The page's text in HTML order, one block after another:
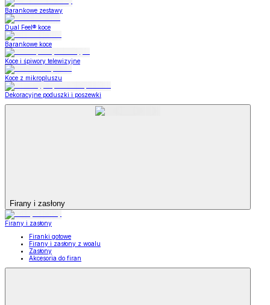
Barankowe zestawy
Dual Feel® koce
Barankowe koce
Koce i śpiwory telewizyjne
Koce z mikropluszu
Dekoracyjne poduszki i poszewki
Firany i zasłony
Firany i zasłony
Firanki gotowe
Firany i zasłony z woalu
Zasłony
Akcesoria do firan